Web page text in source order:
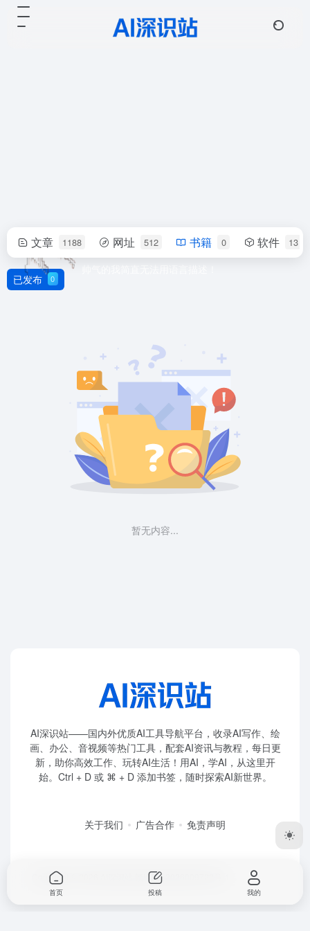
文明旁观者
文章 1188 网址 512 书籍 0 软件 13
已发布 0
暂无内容...
AI深识站——国内外优质AI工具导航平台，收录AI写作、绘
画、办公、音视频等热门工具，配套AI资讯与教程，每日更
新，助你高效工作、玩转AI生活！用AI，学AI，从这里开
始。Ctrl + D 或 ⌘ + D 添加书签，随时探索AI新世界。
关于我们 广告合作 免责声明
Copyright © 2026 赣ICP备2026009722号-1
首页 投稿 我的